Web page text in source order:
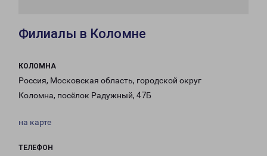
Филиалы в Коломне
КОЛОМНА
Россия, Московская область, городской округ
Коломна, посёлок Радужный, 47Б
на карте
ТЕЛЕФОН